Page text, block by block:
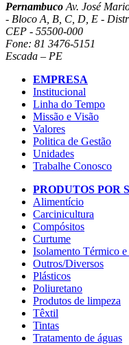
Pernambuco Av. José
- Bloco A, B, C, D, E -
CEP - 55500-000
Fone: 81 3476-5151
Escada – PE
EMPRESA
Institucional
Linha do Tempo
Missão e Visão
Valores
Politica de Gestão
Unidades
Trabalhe Conosco
PRODUTOS POR
Alimentício
Carcinicultura
Compósitos
Curtume
Isolamento Térmico
Outros/Diversos
Plásticos
Poliuretano
Produtos de limpeza
Têxtil
Tintas
Tratamento de águas